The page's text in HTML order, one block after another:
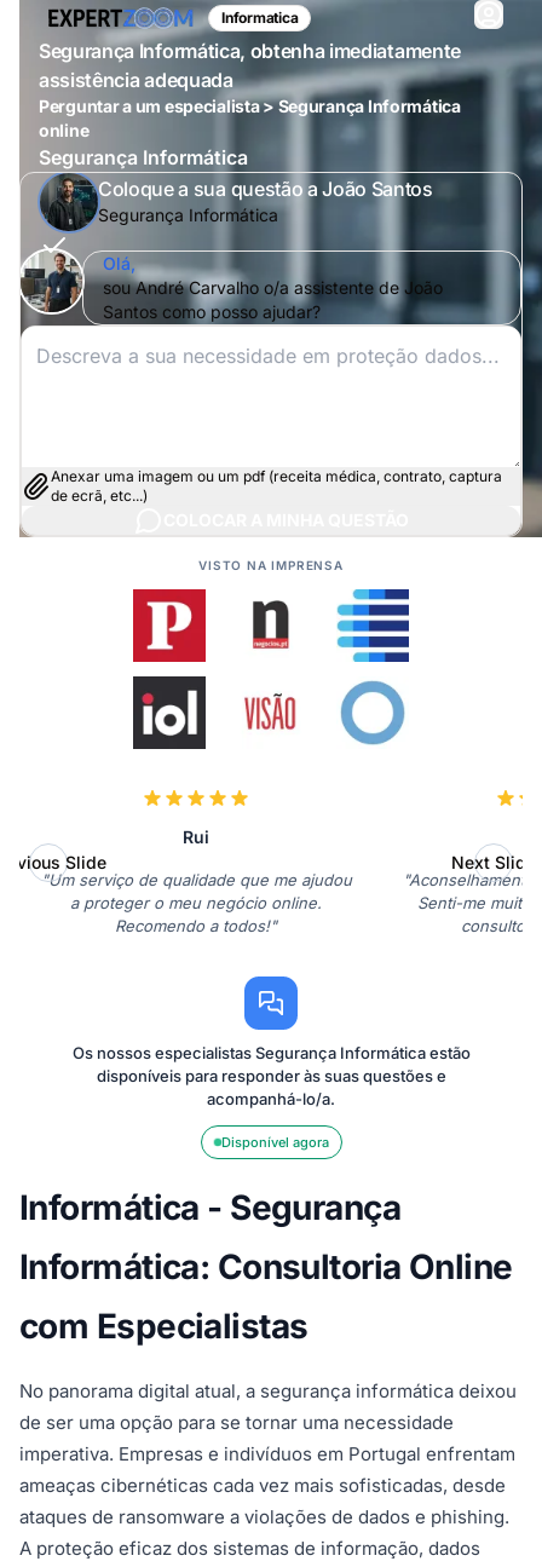
Informatica
Segurança Informática, obtenha imediatamente
assistência adequada
Perguntar a um especialista > Segurança Informática
online
Segurança Informática
Coloque a sua questão a João Santos
Segurança Informática
Olá,
sou André Carvalho o/a assistente de João
Santos como posso ajudar?
Anexar uma imagem ou um pdf (receita médica, contrato, captura
de ecrã, etc...)
VISTO NA IMPRENSA
Rui
"Um serviço de qualidade que me ajudou
a proteger o meu negócio online.
Recomendo a todos!"
Senti-me muito
Slide Next Slide
Os nossos especialistas Segurança Informática estão
disponíveis para responder às suas questões e
acompanhá-lo/a.
Disponível agora
Informática - Segurança
Informática: Consultoria Online
com Especialistas
No panorama digital atual, a segurança informática deixou
de ser uma opção para se tornar uma necessidade
imperativa. Empresas e indivíduos em Portugal enfrentam
ameaças cibernéticas cada vez mais sofisticadas, desde
ataques de ransomware a violações de dados e phishing.
A proteção eficaz dos sistemas de informação, dados